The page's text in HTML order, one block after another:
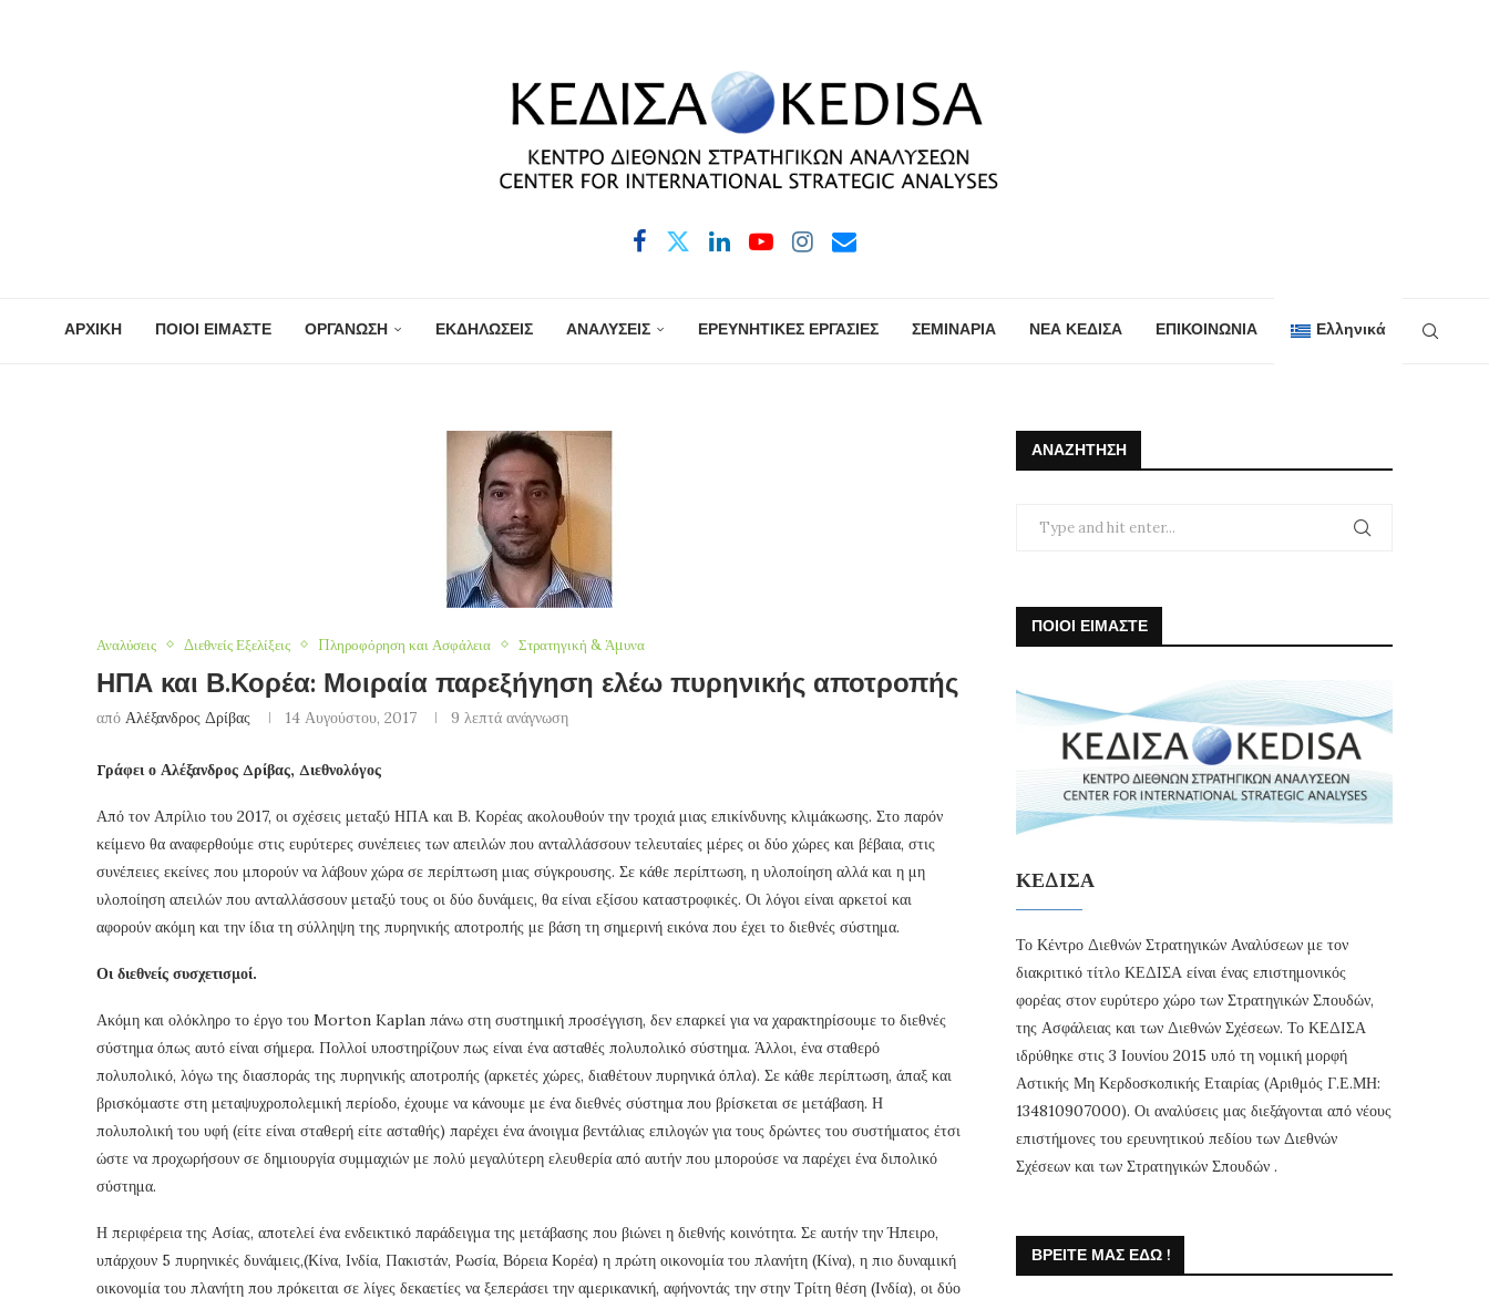
ΑΡΧΙΚΗ ΠΟΙΟΙ ΕΙΜΑΣΤΕ ΟΡΓΑΝΩΣΗ ΕΚΔΗΛΩΣΕΙΣ ΑΝΑΛΥΣΕΙΣ ΕΡΕΥΝΗΤΙΚΕΣ ΕΡΓΑΣΙΕΣ ΣΕΜΙΝΑΡΙΑ ΝΕΑ ΚΕΔΙΣΑ ΕΠΙΚΟΙΝΩΝΙΑ Ελληνικά
Αναλύσεις Διεθνείς Εξελίξεις Πληροφόρηση και Ασφάλεια Στρατηγική & Άμυνα
ΗΠΑ και Β.Κορέα: Μοιραία παρεξήγηση ελέω πυρηνικής αποτροπής
από Αλέξανδρος Δρίβας 14 Αυγούστου, 2017 9 λεπτά ανάγνωση
Γράφει ο Αλέξανδρος Δρίβας, Διεθνολόγος
Από τον Απρίλιο του 2017, οι σχέσεις μεταξύ ΗΠΑ και Β. Κορέας ακολουθούν την τροχιά μιας επικίνδυνης κλιμάκωσης. Στο παρόν
κείμενο θα αναφερθούμε στις ευρύτερες συνέπειες των απειλών που ανταλλάσσουν τελευταίες μέρες οι δύο χώρες και βέβαια, στις
συνέπειες εκείνες που μπορούν να λάβουν χώρα σε περίπτωση μιας σύγκρουσης. Σε κάθε περίπτωση, η υλοποίηση αλλά και η μη
υλοποίηση απειλών που ανταλλάσσουν μεταξύ τους οι δύο δυνάμεις, θα είναι εξίσου καταστροφικές. Οι λόγοι είναι αρκετοί και
αφορούν ακόμη και την ίδια τη σύλληψη της πυρηνικής αποτροπής με βάση τη σημερινή εικόνα που έχει το διεθνές σύστημα.
Οι διεθνείς συσχετισμοί.
Ακόμη και ολόκληρο το έργο του Morton Kaplan πάνω στη συστημική προσέγγιση, δεν επαρκεί για να χαρακτηρίσουμε το διεθνές
σύστημα όπως αυτό είναι σήμερα. Πολλοί υποστηρίζουν πως είναι ένα ασταθές πολυπολικό σύστημα. Άλλοι, ένα σταθερό
πολυπολικό, λόγω της διασποράς της πυρηνικής αποτροπής (αρκετές χώρες, διαθέτουν πυρηνικά όπλα). Σε κάθε περίπτωση, άπαξ και
βρισκόμαστε στη μεταψυχροπολεμική περίοδο, έχουμε να κάνουμε με ένα διεθνές σύστημα που βρίσκεται σε μετάβαση. Η
πολυπολική του υφή (είτε είναι σταθερή είτε ασταθής) παρέχει ένα άνοιγμα βεντάλιας επιλογών για τους δρώντες του συστήματος έτσι
ώστε να προχωρήσουν σε δημιουργία συμμαχιών με πολύ μεγαλύτερη ελευθερία από αυτήν που μπορούσε να παρέχει ένα διπολικό
σύστημα.
Η περιφέρεια της Ασίας, αποτελεί ένα ενδεικτικό παράδειγμα της μετάβασης που βιώνει η διεθνής κοινότητα. Σε αυτήν την Ήπειρο,
υπάρχουν 5 πυρηνικές δυνάμεις,(Κίνα, Ινδία, Πακιστάν, Ρωσία, Βόρεια Κορέα) η πρώτη οικονομία του πλανήτη (Κίνα), η πιο δυναμική
οικονομία του πλανήτη που πρόκειται σε λίγες δεκαετίες να ξεπεράσει την αμερικανική, αφήνοντάς την στην Τρίτη θέση (Ινδία), οι δύο
ΑΝΑΖΉΤΗΣΗ
ΠΟΙΟΙ ΕΙΜΑΣΤΕ
ΚΕΔΙΣΑ
Το Κέντρο Διεθνών Στρατηγικών Αναλύσεων με τον
διακριτικό τίτλο ΚΕΔΙΣΑ είναι ένας επιστημονικός
φορέας στον ευρύτερο χώρο των Στρατηγικών Σπουδών,
της Ασφάλειας και των Διεθνών Σχέσεων. Το ΚΕΔΙΣΑ
ιδρύθηκε στις 3 Ιουνίου 2015 υπό τη νομική μορφή
Αστικής Μη Κερδοσκοπικής Εταιρίας (Αριθμός Γ.Ε.ΜΗ:
134810907000). Οι αναλύσεις μας διεξάγονται από νέους
επιστήμονες του ερευνητικού πεδίου των Διεθνών
Σχέσεων και των Στρατηγικών Σπουδών .
ΒΡΕΊΤΕ ΜΑΣ ΕΔΏ !